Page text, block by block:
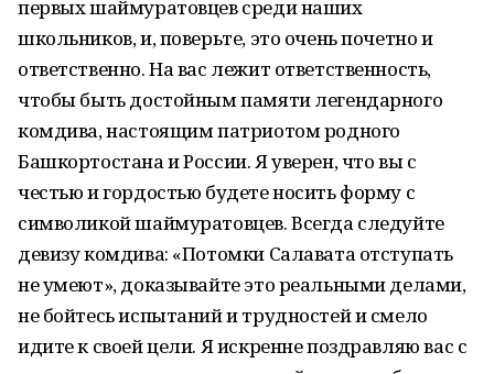
первых шаймуратовцев среди наших
школьников, и, поверьте, это очень почетно и
ответственно. На вас лежит ответственность,
чтобы быть достойным памяти легендарного
комдива, настоящим патриотом родного
Башкортостана и России. Я уверен, что вы с
честью и гордостью будете носить форму с
символикой шаймуратовцев. Всегда следуйте
девизу комдива: «Потомки Салавата отступать
не умеют», доказывайте это реальными делами,
не бойтесь испытаний и трудностей и смело
идите к своей цели. Я искренне поздравляю вас с